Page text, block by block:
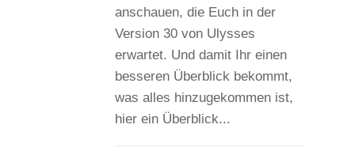
anschauen, die Euch in der
Version 30 von Ulysses
erwartet. Und damit Ihr einen
besseren Überblick bekommt,
was alles hinzugekommen ist,
hier ein Überblick...